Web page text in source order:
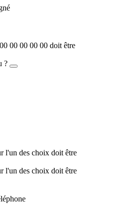
00 00 00 00 doit être
?
l'un des choix doit être
l'un des choix doit être